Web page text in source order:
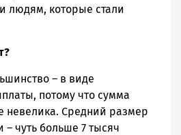
людям, которые стали
– в виде
потому что сумма
невелика. Средний размер
чуть больше 7 тысяч